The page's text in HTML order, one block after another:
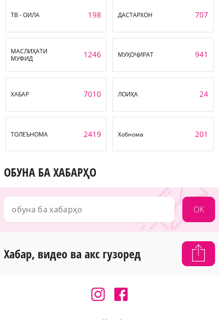
ТВ - ОИЛА 198 ДАСТАРХОН 707
МАСЛИҲАТИ
МУФИД
1246 МУҲОҶИРАТ 941
ХАБАР 7010 ЛОИҲА 24
ТОЛЕЪНОМА 2419 Хобнома 201
ОБУНА БА ХАБАРҲО
OK
Хабар, видео ва акс гузоред